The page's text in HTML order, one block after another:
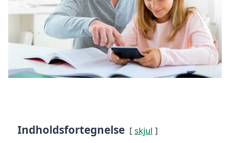
Indholdsfortegnelse skjul